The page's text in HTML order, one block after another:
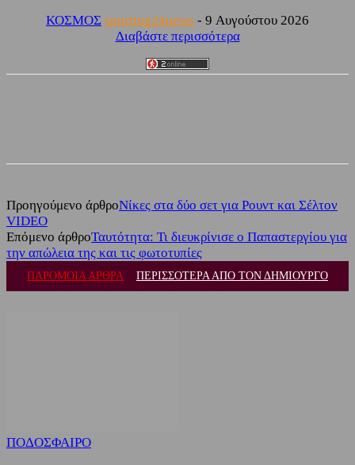
ΚΟΣΜΟΣ sporting24news - 9 Αυγούστου 2026
Διαβάστε περισσότερα
Προηγούμενο άρθροΝίκες στα δύο σετ για Ρουντ και Σέλτον
VIDEO
Επόμενο άρθροΤαυτότητα: Τι διευκρίνισε ο Παπαστεργίου για
την απώλεια της και τις φωτοτυπίες
ΠΑΡΟΜΟΙΑ ΑΡΘΡΑ ΠΕΡΙΣΣΟΤΕΡΑ ΑΠΟ ΤΟΝ ΔΗΜΙΟΥΡΓΟ
ΠΟΔΟΣΦΑΙΡΟ